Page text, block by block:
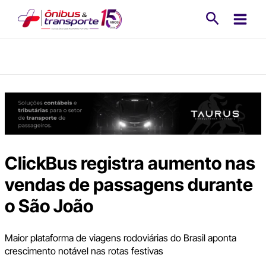
ClickBus registra aumento nas
vendas de passagens durante
o São João
Maior plataforma de viagens rodoviárias do Brasil aponta
crescimento notável nas rotas festivas